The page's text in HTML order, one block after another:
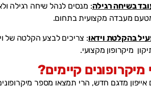
בשיחה רגילה: מנסים לנהל שיחה רגילה
מטעם מעבדה מקצועית בתחום.
בהקלטת וידאו: צריכים לבצע הקלטה של
מיקרופון מקצועי.
מיקרופונים קיימים?
אייפון מדגם חדש, הרי תמצאו מספר